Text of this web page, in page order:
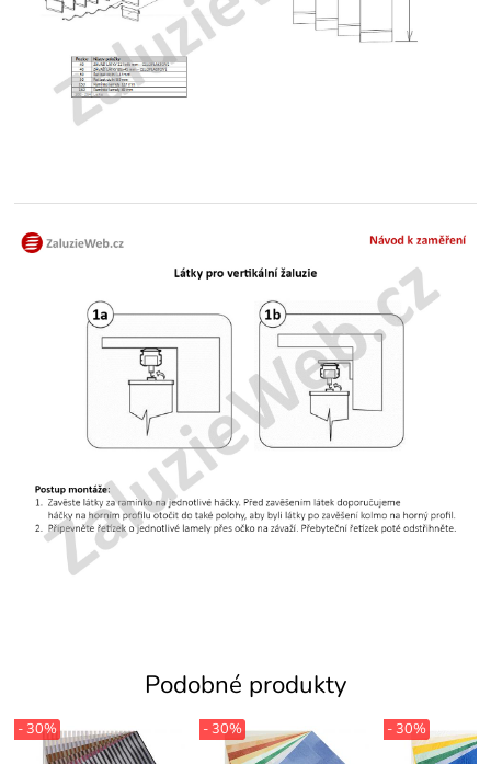
Podobné produkty
- 30% - 30% - 30%